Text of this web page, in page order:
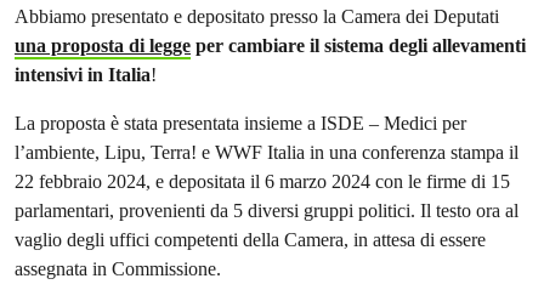
Abbiamo presentato e depositato presso la Camera dei Deputati
una proposta di legge per cambiare il sistema degli allevamenti
intensivi in Italia!
La proposta è stata presentata insieme a ISDE – Medici per
l’ambiente, Lipu, Terra! e WWF Italia in una conferenza stampa il
22 febbraio 2024, e depositata il 6 marzo 2024 con le firme di 15
parlamentari, provenienti da 5 diversi gruppi politici. Il testo ora al
vaglio degli uffici competenti della Camera, in attesa di essere
assegnata in Commissione.